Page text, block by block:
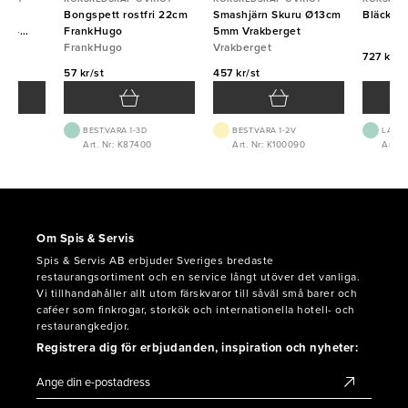
A4
Bongspett rostfri 22cm
FrankHugo
FrankHugo
57 kr/st
BEST.VARA 1-3D
Art. Nr: K87400
Smashjärn Skuru Ø13cm
5mm Vrakberget
Vrakberget
457 kr/st
BEST.VARA 1-2V
Art. Nr: K100090
727 kr/
Art.
Om Spis & Servis
Spis & Servis AB erbjuder Sveriges bredaste
restaurangsortiment och en service långt utöver det vanliga.
Vi tillhandahåller allt utom färskvaror till såväl små barer och
caféer som finkrogar, storkök och internationella hotell- och
restaurangkedjor.
Registrera dig för erbjudanden, inspiration och nyheter: